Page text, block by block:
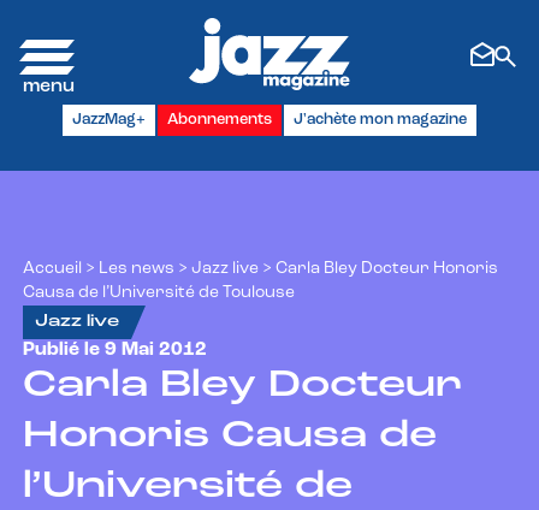
JazzMag+ Abonnements J'achète mon magazine
Accueil > Les news > Jazz live > Carla Bley Docteur Honoris
Causa de l’Université de Toulouse
Jazz live
Publié le 9 Mai 2012
Carla Bley Docteur
Honoris Causa de
l’Université de